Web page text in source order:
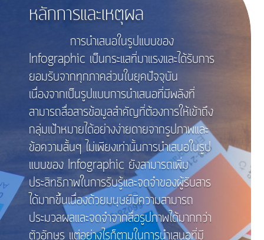
หลักการและเหตุผล
การนำเสนอในรูปแบบของ
Infographic เป็นกระแสที่มาแรงและได้รับการ
ยอมรับจากทุกภาคส่วนในยุคปัจจุบัน
เนื่องจากเป็นรูปแบบการนำเสนอที่มีพลังที่
สามารถสื่อสารข้อมูลสำคัญที่ต้องการให้เข้าถึง
กลุ่มเป้าหมายได้อย่างง่ายดายจากรูปภาพและ
ข้อความสั้นๆ ไม่เพียงเท่านั้นการนำเสนอในรูป
แบบของ Infographic ยังสามารถเพิ่ม
ประสิทธิภาพในการรับรู้และจดจำของผู้รับสาร
ได้มากขึ้นเนื่องด้วยมนุษย์มีความสามารถ
ประมวลผลและจดจำจากสื่อรูปภาพได้มากกว่า
ตัวอักษร แต่อย่างไรก็ตามในการนำเสนอที่มี